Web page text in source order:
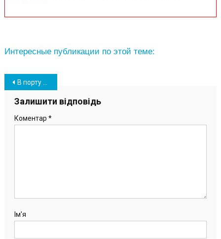
Интересные публикации по этой теме:
Навігація
записів
В порту «Южный» приступили к обработке гигантских лопастей для ветроэлектростанций
Залишити відповідь
Коментар *
Ім'я